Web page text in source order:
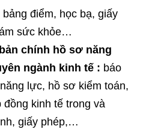
bảng điểm, học bạ, giấy
sức khỏe…
chính hồ sơ năng
ngành kinh tế : báo
lực, hồ sơ kiểm toán,
kinh tế trong và
giấy phép,…